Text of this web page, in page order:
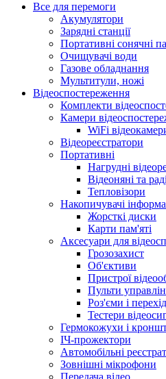
Все для перемоги
Акумулятори
Зарядні станції
Портативні сонячні
Очищувачі води
Газове обладнання
Мультитули, ножі
Відеоспостереження
Комплекти
Камери
WiFi
Відеореєстратори
Портативні
Нагрудні
Відеоняні та
Тепловізори
Накопичувачі
Жорсткі диски
Карти пам'яті
Аксесуари для
Грозозахист
Об'єктиви
Пристрої
Пульти
Роз'єми і
Тестери
Гермокожухи і
ІЧ-прожектори
Автомобільні
Зовнішні мікрофони
Передача відео